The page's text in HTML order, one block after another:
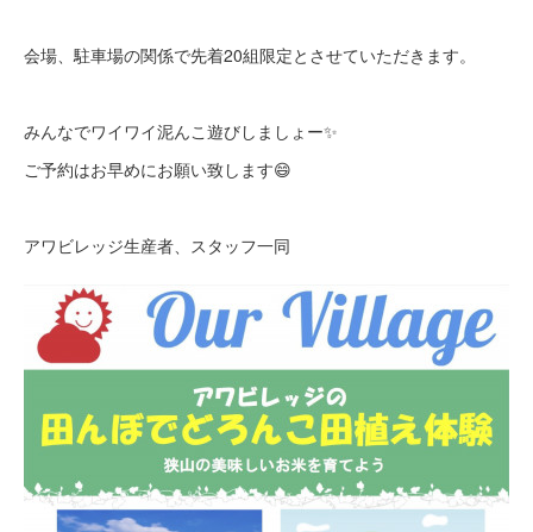
会場、駐車場の関係で先着20組限定とさせていただきます。
みんなでワイワイ泥んこ遊びしましょー✨
ご予約はお早めにお願い致します😄
アワビレッジ生産者、スタッフ一同